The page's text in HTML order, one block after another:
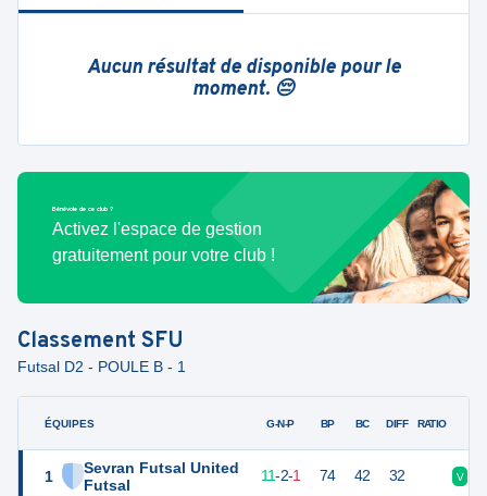
Aucun résultat de disponible pour le
moment. 😔
Bénévole de ce club ?
Activez l'espace de gestion
gratuitement pour votre club !
Classement SFU
Futsal D2 - POULE B - 1
ÉQUIPES
1
Sevran Futsal United
Futsal
G-N-P BP BC DIFF RATIO
35 14 11-2-1 74 42 32 V